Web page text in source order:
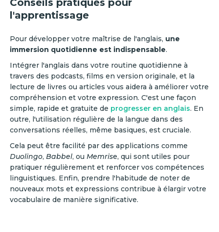
l'apprentissage
Pour développer votre maîtrise de l'anglais, une
immersion quotidienne est indispensable.
Intégrer l'anglais dans votre routine quotidienne à
travers des podcasts, films en version originale, et la
lecture de livres ou articles vous aidera à améliorer votre
compréhension et votre expression. C'est une façon
simple, rapide et gratuite de progresser en anglais. En
outre, l'utilisation régulière de la langue dans des
conversations réelles, même basiques, est cruciale.
Cela peut être facilité par des applications comme
Duolingo, Babbel, ou Memrise, qui sont utiles pour
pratiquer régulièrement et renforcer vos compétences
linguistiques. Enfin, prendre l'habitude de noter de
nouveaux mots et expressions contribue à élargir votre
vocabulaire de manière significative.